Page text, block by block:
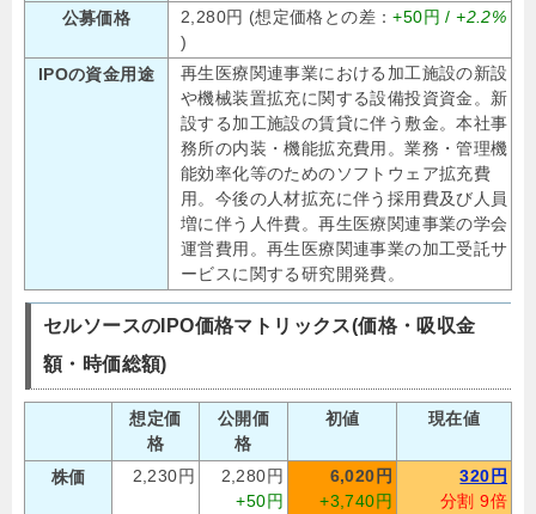
公募価格
2,280円 (想定価格との差：+50円 /+2.2%
)
IPOの資金用途
再生医療関連事業における加工施設の新設
や機械装置拡充に関する設備投資資金。新
設する加工施設の賃貸に伴う敷金。本社事
務所の内装・機能拡充費用。業務・管理機
能効率化等のためのソフトウェア拡充費
用。今後の人材拡充に伴う採用費及び人員
増に伴う人件費。再生医療関連事業の学会
運営費用。再生医療関連事業の加工受託サ
ービスに関する研究開発費。
セルソースのIPO価格マトリックス(価格・吸収金
額・時価総額)
想定価
格
公開価
格
初値 現在値
株価 2,230円
2,280円
+50円
6,020円
+3,740円
320円
分割 9倍